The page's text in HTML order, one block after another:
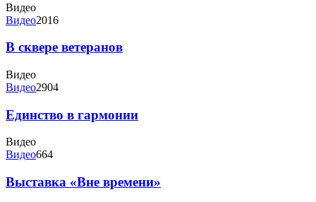
Видео
Видео2016
В сквере ветеранов
Видео
Видео2904
Единство в гармонии
Видео
Видео664
Выставка «Вне времени»